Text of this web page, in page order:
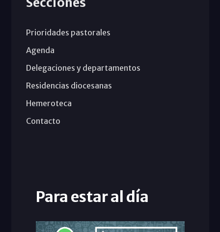
Prioridades pastorales
Agenda
Delegaciones y departamentos
Residencias diocesanas
Hemeroteca
Contacto
Para estar al día